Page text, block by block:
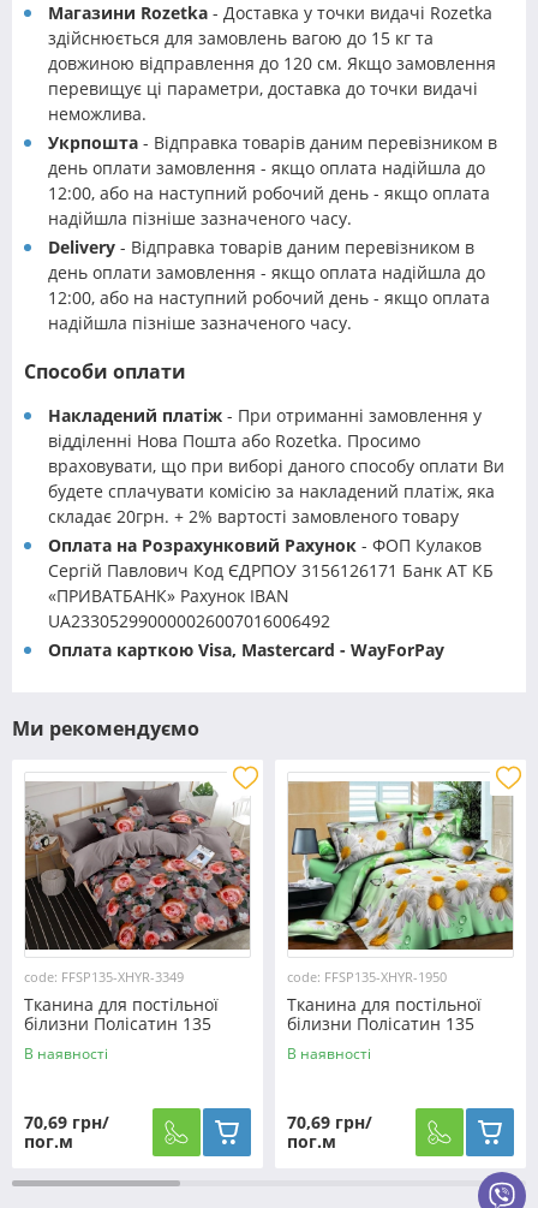
Магазини Rozetka - Доставка у точки видачі Rozetka
здійснюється для замовлень вагою до 15 кг та
довжиною відправлення до 120 см. Якщо замовлення
перевищує ці параметри, доставка до точки видачі
неможлива.
Укрпошта - Відправка товарів даним перевізником в
день оплати замовлення - якщо оплата надійшла до
12:00, або на наступний робочий день - якщо оплата
надійшла пізніше зазначеного часу.
Delivery - Відправка товарів даним перевізником в
день оплати замовлення - якщо оплата надійшла до
12:00, або на наступний робочий день - якщо оплата
надійшла пізніше зазначеного часу.
Способи оплати
Накладений платіж - При отриманні замовлення у
відділенні Нова Пошта або Rozetka. Просимо
враховувати, що при виборі даного способу оплати Ви
будете сплачувати комісію за накладений платіж, яка
складає 20грн. + 2% вартості замовленого товару
Оплата на Розрахунковий Рахунок - ФОП Кулаков
Сергій Павлович Код ЄДРПОУ 3156126171 Банк АТ КБ
«ПРИВАТБАНК» Рахунок IBAN
UA233052990000026007016006492
Оплата карткою Visa, Mastercard - WayForPay
Ми рекомендуємо
code: FFSP135-XHYR-3349
Тканина для постільної
білизни Полісатин 135
SP135-XHYR-3349 (60м)
В наявності
70,69 грн/
пог.м
code: FFSP135-XHYR-1950
Тканина для постільної
білизни Полісатин 135
SP135-XHYR-1950 (60м)
В наявності
70,69 грн/
пог.м